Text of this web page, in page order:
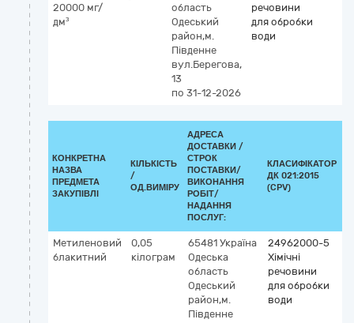
20000 мг/
дм³
область
Одеський
район,м.
Південне
вул.Берегова,
13
по 31-12-2026
речовини
для обробки
води
КОНКРЕТНА
НАЗВА
ПРЕДМЕТА
ЗАКУПІВЛІ
КІЛЬКІСТЬ
/
ОД.ВИМІРУ
АДРЕСА
ДОСТАВКИ /
СТРОК
ПОСТАВКИ/
ВИКОНАННЯ
РОБІТ/
НАДАННЯ
ПОСЛУГ:
КЛАСИФІКАТОР
ДК 021:2015
(CPV)
Метиленовий
блакитний
0,05
кілограм
65481 Україна
Одеська
область
Одеський
район,м.
Південне
24962000-5
Хімічні
речовини
для обробки
води